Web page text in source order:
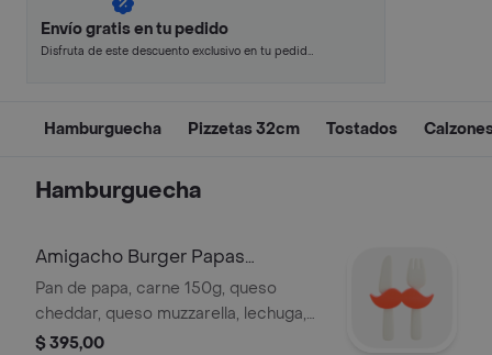
Envío gratis en tu pedido
Disfruta de este descuento exclusivo en tu pedido
Hamburguecha Pizzetas 32cm Tostados
Hamburguecha
Amigacho Burger Papas
Invitación
Pan de papa, carne 150g, queso
cheddar, queso muzzarella, lechuga,
tomate, cebolla brunoise, pepinillos,
$ 395,00